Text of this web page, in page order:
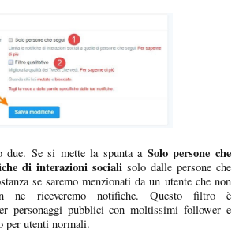
Se si mette la spunta a Solo persone che
di interazioni sociali solo dalle persone che
se saremo menzionati da un utente che non
ne riceveremo notifiche. Questo filtro è
personaggi pubblici con moltissimi follower e
per utenti normali.